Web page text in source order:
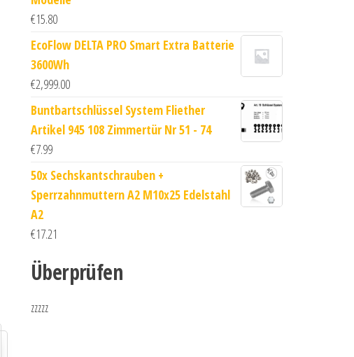
€15.80
EcoFlow DELTA PRO Smart Extra Batterie
3600Wh
€2,999.00
Buntbartschlüssel System Fliether
Artikel 945 108 Zimmertür Nr 51 - 74
€7.99
50x Sechskantschrauben +
Sperrzahnmuttern A2 M10x25 Edelstahl
A2
€17.21
Überprüfen
zzzzz